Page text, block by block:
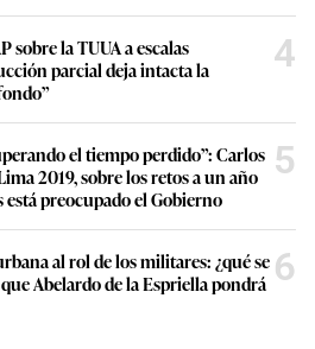
sobre la TUUA a escalas
parcial deja intacta la
4
el tiempo perdido”: Carlos
2019, sobre los retos a un año
está preocupado el Gobierno
5
al rol de los militares: ¿qué se
Abelardo de la Espriella pondrá 6